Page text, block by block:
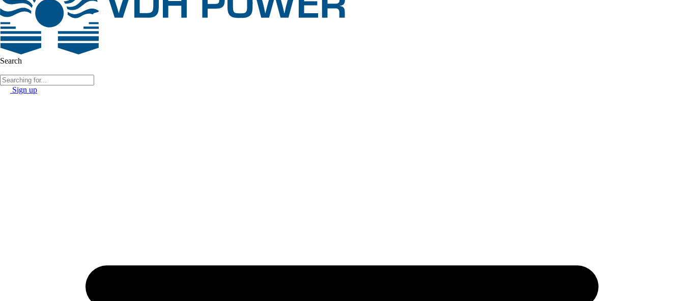
Search
Sign up